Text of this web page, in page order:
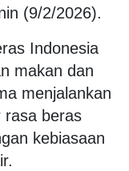
(9/2/2026).
Indonesia
makan dan
menjalankan
rasa beras
kebiasaan